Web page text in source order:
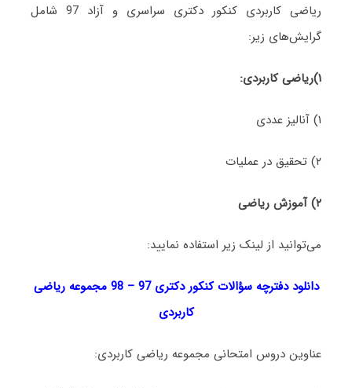
ریاضی کاربردی کنکور دکتری سراسری و آزاد 97 شامل
گرایش‌های زیر:
۱)ریاضی کاربردی:
۱) آنالیز عددی
۲) تحقیق در عملیات
۲) آموزش ریاضی
می‌توانید از لینک زیر استفاده نمایید:
دانلود دفترچه سؤالات کنکور دکتری 97 – 98 مجموعه ریاضی
کاربردی
عناوین دروس امتحانی مجموعه ریاضی کاربردی: